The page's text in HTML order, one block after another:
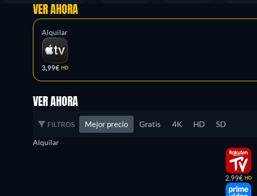
VER AHORA
Alquilar
3,99€ HD
VER AHORA
FILTROS Mejor precio Gratis 4K HD SD
Alquilar
2,99€ HD